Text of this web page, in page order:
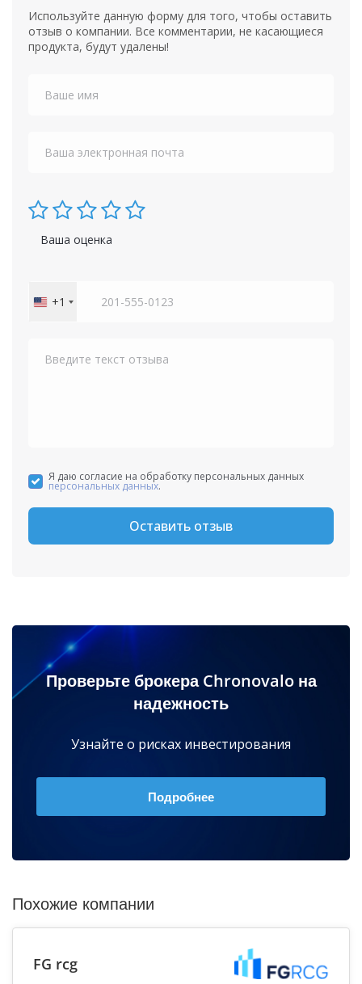
Используйте данную форму для того, чтобы оставить
отзыв о компании. Все комментарии, не касающиеся
продукта, будут удалены!
Ваша оценка
United
+1
Я даю согласие на обработку персональных данных
персональных данных.
Оставить отзыв
Проверьте брокера Chronovalo на
надежность
Узнайте о рисках инвестирования
Подробнее
Похожие компании
FG rcg